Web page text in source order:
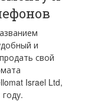
и
свой
Israel Ltd,